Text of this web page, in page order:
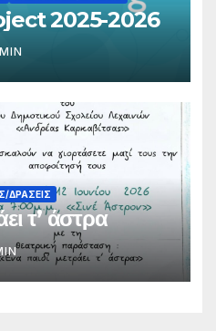
2025-2026
ΔΡΆΣΕΙΣ
τ’ άστρα